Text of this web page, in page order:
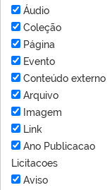
Áudio
Coleção
Página
Evento
Conteúdo externo
Arquivo
Imagem
Link
Ano Publicacao
Licitacoes
Aviso